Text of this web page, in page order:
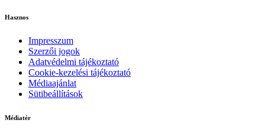
Hasznos
Impresszum
Szerzői jogok
Adatvédelmi tájékoztató
Cookie-kezelési tájékoztató
Médiaajánlat
Sütibeállítások
Médiatér